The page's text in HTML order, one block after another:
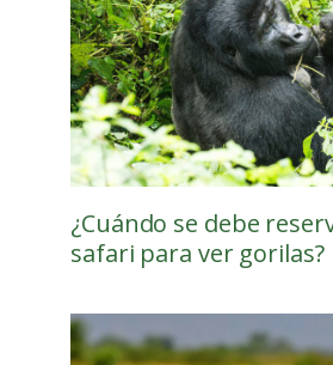
¿Cuándo se debe
safari para ver gorilas?